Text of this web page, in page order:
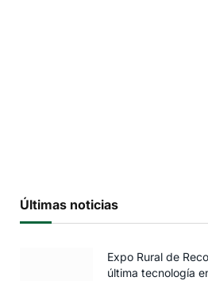
Últimas noticias
Expo Rural de
última tecnología